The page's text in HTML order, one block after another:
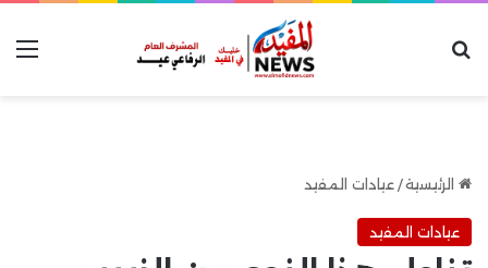
الرئيسية/ عيادات المفيد
عيادات المفيد